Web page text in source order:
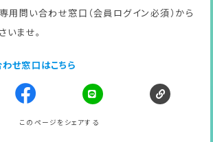
用問い合わせ窓口（会員ログイン必須）から
いませ。
せ窓口はこちら
このページをシェアする